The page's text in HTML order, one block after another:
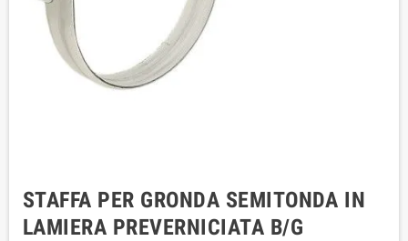
STAFFA PER GRONDA SEMITONDA IN
LAMIERA PREVERNICIATA B/G